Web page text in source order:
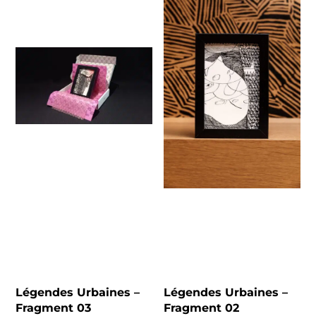
Légendes Urbaines –
Fragment 03
Légendes Urbaines –
Fragment 02